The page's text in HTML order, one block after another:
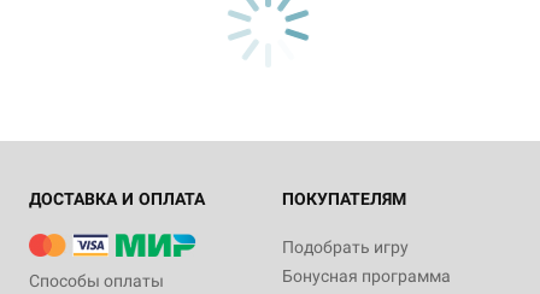
ДОСТАВКА И ОПЛАТА
Способы оплаты
ПОКУПАТЕЛЯМ
Подобрать игру
Бонусная программа